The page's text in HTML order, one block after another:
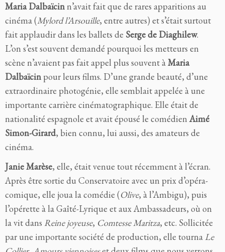
Maria Dalbaïcinn’avait fait que de rares apparitions au
cinéma (Mylord l’Arsouille, entre autres) et s’était surtout
fait applaudir dans les ballets de Serge de Diaghilew.
L’on s’est souvent demandé pourquoi les metteurs en
scène n’avaient pas fait appel plus souvent àMaria
Dalbaïcin pour leurs films. D’une grande beauté, d’une
extraordinaire photogénie, elle semblait appelée à une
importante carrière cinématographique. Elle était de
nationalité espagnole et avait épousé le comédienAimé
Simon-Girard, bien connu, lui aussi, des amateurs de
cinéma.
Janie Marèse, elle, était venue tout récemment à l’écran.
Après être sortie du Conservatoire avec un prix d’opéra-
comique, elle joua la comédie (Olive, à l’Ambigu), puis
l’opérette à la Gaîté-Lyrique et aux Ambassadeurs, où on
la vit dans Reine joyeuse, Comtesse Maritza, etc. Sollicitée
par une importante société de production, elle tournaLe